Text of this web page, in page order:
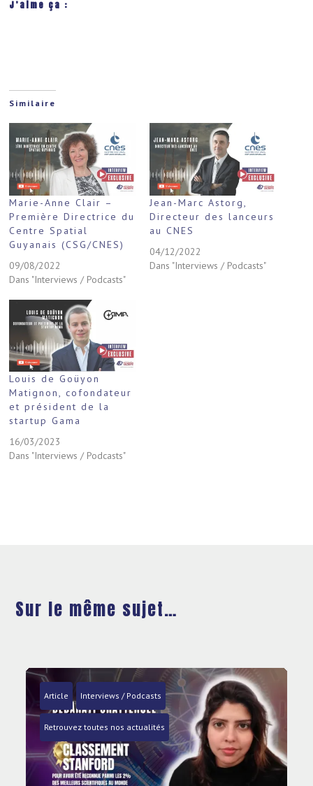
J’aime ça :
Similaire
Marie-Anne Clair –
Première Directrice du
Centre Spatial
Guyanais (CSG/CNES)
09/08/2022
Dans "Interviews / Podcasts"
Jean-Marc Astorg,
Directeur des lanceurs
au CNES
04/12/2022
Dans "Interviews / Podcasts"
Louis de Goüyon
Matignon, cofondateur
et président de la
startup Gama
16/03/2023
Dans "Interviews / Podcasts"
Sur le même sujet…
Article Interviews / Podcasts
Retrouvez toutes nos actualités